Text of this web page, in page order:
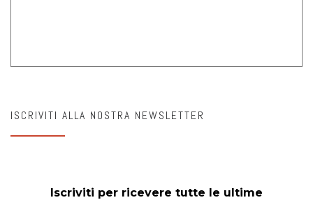
ISCRIVITI ALLA NOSTRA NEWSLETTER
Iscriviti per ricevere tutte le ultime